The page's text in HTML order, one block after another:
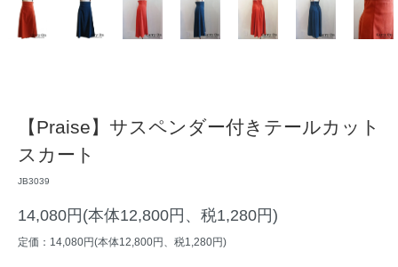
【Praise】サスペンダー付きテールカット
スカート
JB3039
14,080円(本体12,800円、税1,280円)
定価：14,080円(本体12,800円、税1,280円)